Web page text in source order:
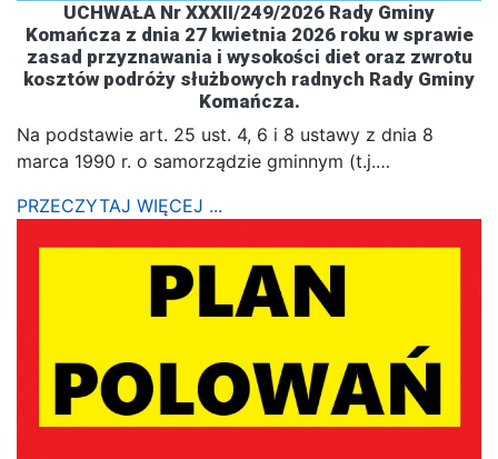
UCHWAŁA Nr XXXII/249/2026 Rady Gminy
Komańcza z dnia 27 kwietnia 2026 roku w sprawie
zasad przyznawania i wysokości diet oraz zwrotu
kosztów podróży służbowych radnych Rady Gminy
Komańcza.
Na podstawie art. 25 ust. 4, 6 i 8 ustawy z dnia 8
marca 1990 r. o samorządzie gminnym (t.j.…
PRZECZYTAJ WIĘCEJ ...